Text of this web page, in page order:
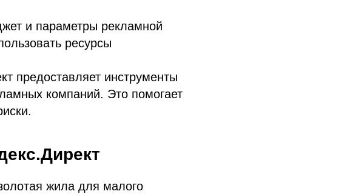
и параметры рекламной
ресурсы
предоставляет инструменты
компаний. Это помогает
жила для малого